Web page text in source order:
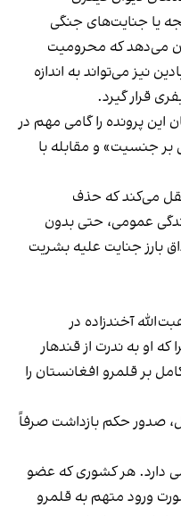
یا جنایت‌های جنگی
می‌دهد که محرومیت
نیز می‌تواند به اندازه
قرار گیرد.
این پرونده را گامی مهم در
جنسیت» و مقابله با
می‌کند که حذف
عمومی، حتی بدون
بارز جنایت علیه بشریت
آخندزاده در
او به ندرت از قندهار
بر قلمرو افغانستان را
صدور حکم بازداشت صرفاً
دارد. هر کشوری که عضو
ورود متهم به قلمرو